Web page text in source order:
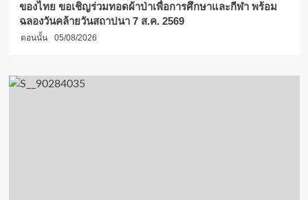
ของไทย ขอเชิญร่วมทอดผ้าป่าเพื่อการศึกษาและกีฬา พร้อม
ฉลองวันคล้ายวันสถาปนา 7 ส.ค. 2569
ตอนนั้น 05/08/2026